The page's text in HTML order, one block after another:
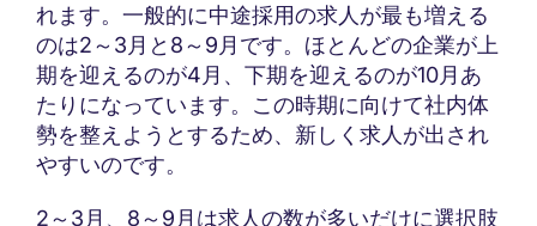
れます。一般的に中途採用の求人が最も増える
のは2～3月と8～9月です。ほとんどの企業が上
期を迎えるのが4月、下期を迎えるのが10月あ
たりになっています。この時期に向けて社内体
勢を整えようとするため、新しく求人が出され
やすいのです。
2～3月、8～9月は求人の数が多いだけに選択肢